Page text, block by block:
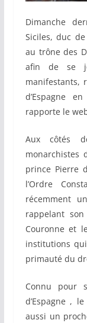
Dimanche
Siciles, duc
au trône des
afin de se
manifestants,
d’Espagne
rapporte le
Aux côtés
monarchistes
prince Pierre
l’Ordre
récemment
rappelant
Couronne et
institutions
primauté du
Connu pour
d’Espagne ,
aussi un